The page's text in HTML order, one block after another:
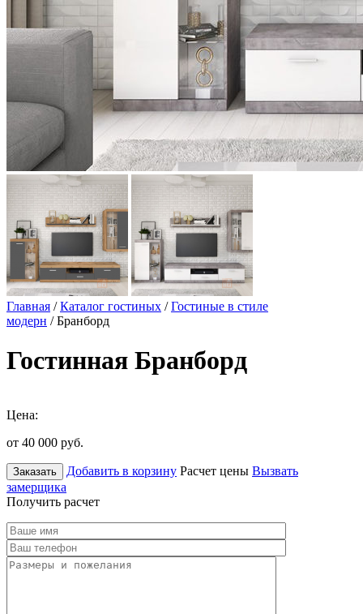
Главная /Каталог гостиных /Гостиные в стиле
модерн / Бранборд
Гостинная Бранборд
Цена:
от 40 000 руб.
Заказать Добавить в корзину Расчет цены Вызвать
замерщика
Получить расчет